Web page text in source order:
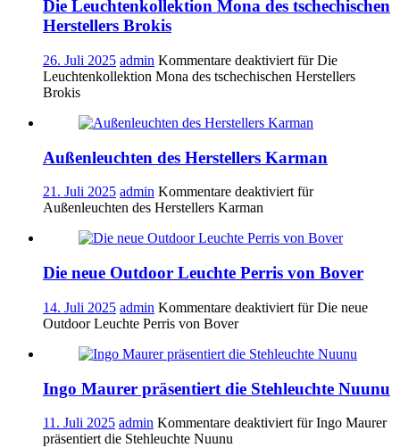
Die Leuchtenkollektion Mona des tschechischen
Herstellers Brokis
26. Juli 2025 admin Kommentare deaktiviert für Die
Leuchtenkollektion Mona des tschechischen Herstellers
Brokis
Außenleuchten des Herstellers Karman
21. Juli 2025 admin Kommentare deaktiviert für
Außenleuchten des Herstellers Karman
Die neue Outdoor Leuchte Perris von Bover
14. Juli 2025 admin Kommentare deaktiviert für Die neue
Outdoor Leuchte Perris von Bover
Ingo Maurer präsentiert die Stehleuchte Nuunu
11. Juli 2025 admin Kommentare deaktiviert für Ingo Maurer
präsentiert die Stehleuchte Nuunu